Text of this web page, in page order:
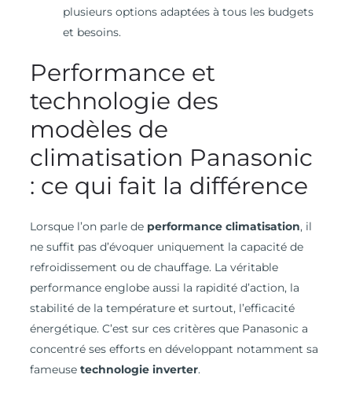
plusieurs options adaptées à tous les budgets
et besoins.
Performance et
technologie des
modèles de
climatisation Panasonic
: ce qui fait la différence
Lorsque l’on parle de performance climatisation, il
ne suffit pas d’évoquer uniquement la capacité de
refroidissement ou de chauffage. La véritable
performance englobe aussi la rapidité d’action, la
stabilité de la température et surtout, l’efficacité
énergétique. C’est sur ces critères que Panasonic a
concentré ses efforts en développant notamment sa
fameuse technologie inverter.